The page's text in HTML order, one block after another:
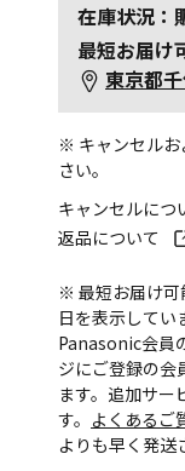
在庫状況：
最短お届け
東京都
※ キャンセルお
さい。
キャンセルにつ
返品について
※ 最短お届け可
日を表示してい
Panasonic会員
ジにご登録の会
ます。追加サー
す。 よくあるご
よりも早く発送